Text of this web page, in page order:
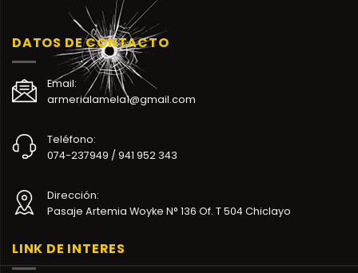
DATOS DE CONTACTO
Email:
armerialamela1@gmail.com
Teléfono:
074-237949 / 941 952 343
Dirección:
Pasaje Artemia Woyke N° 136 Of. T 504 Chiclayo
LINK DE INTERES